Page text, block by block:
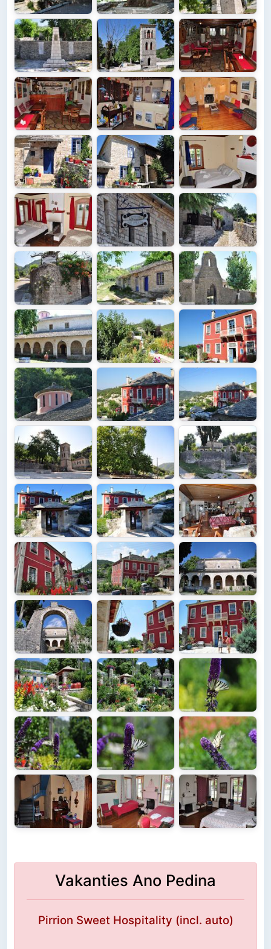
Vakanties Ano Pedina
Pirrion Sweet Hospitality (incl. auto)